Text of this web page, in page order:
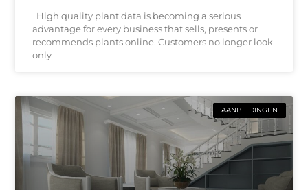
High quality plant data is becoming a serious
advantage for every business that sells, presents or
recommends plants online. Customers no longer look
only
AANBIEDINGEN